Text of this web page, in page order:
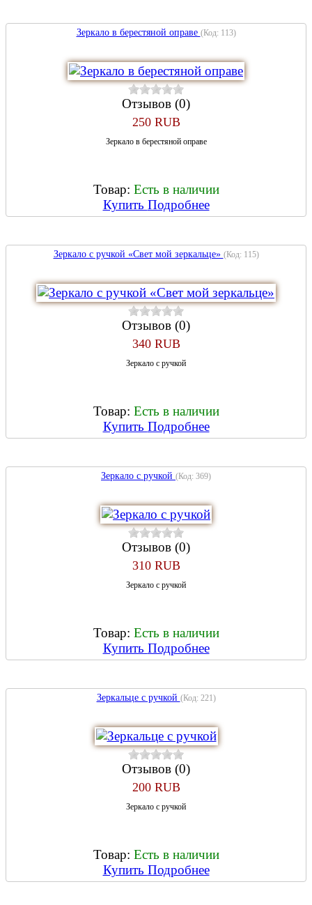
Зеркало в берестяной оправе (Код: 113)
Отзывов (0)
250 RUB
Зеркало в берестяной оправе
Товар: Есть в наличии
Купить Подробнее
Зеркало с ручкой «Свет мой зеркальце» (Код: 115)
Отзывов (0)
340 RUB
Зеркало с ручкой
Товар: Есть в наличии
Купить Подробнее
Зеркало с ручкой (Код: 369)
Отзывов (0)
310 RUB
Зеркало с ручкой
Товар: Есть в наличии
Купить Подробнее
Зеркальце с ручкой (Код: 221)
Отзывов (0)
200 RUB
Зеркало с ручкой
Товар: Есть в наличии
Купить Подробнее